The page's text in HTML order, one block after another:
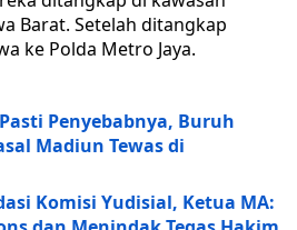
Barat. Setelah ditangkap
ke Polda Metro Jaya.
Penyebabnya, Buruh
Madiun Tewas di
Komisi Yudisial, Ketua MA: